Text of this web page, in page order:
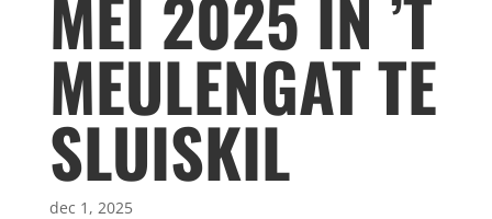
MEULENGAT TE
SLUISKIL
dec 1, 2025